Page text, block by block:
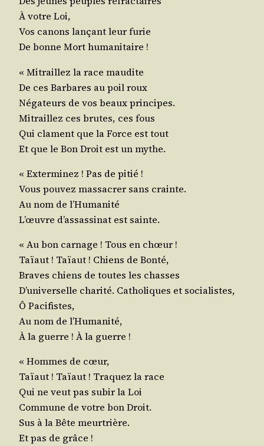
À votre Loi,
Vos canons lan­çant leur furie
De bonne Mort humanitaire !
« Mitraillez la race maudite
De ces Bar­bares au poil roux
Néga­teurs de vos beaux principes.
Mitraillez ces brutes, ces fous
Qui clament que la Force est tout
Et que le Bon Droit est un mythe.
« Exter­mi­nez ! Pas de pitié !
Vous pou­vez mas­sa­crer sans crainte.
Au nom de l’Humanité
L’œuvre d’assassinat est sainte.
« Au bon car­nage ! Tous en chœur !
Taïaut ! Taïaut ! Chiens de Bonté,
Braves chiens de toutes les chasses
D’universelle cha­ri­té. Catho­liques et socialistes,
Ô Pacifistes,
Au nom de l’Humanité,
À la guerre ! À la guerre !
« Hommes de cœur,
Taïaut ! Taïaut ! Tra­quez la race
Qui ne veut pas subir la Loi
Com­mune de votre bon Droit.
Sus à la Bête meurtrière.
Et pas de grâce !